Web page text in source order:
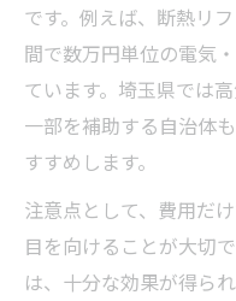
です。例えば、断熱リ
間で数万円単位の電気
ています。埼玉県では
一部を補助する自治体
すすめします。
注意点として、費用だ
目を向けることが大切
は、十分な効果が得ら